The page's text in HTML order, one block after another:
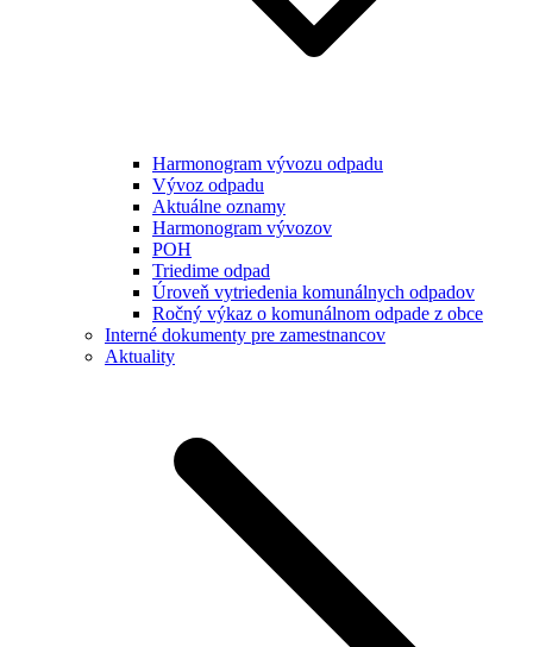
Harmonogram vývozu odpadu
Vývoz odpadu
Aktuálne oznamy
Harmonogram vývozov
POH
Triedime odpad
Úroveň vytriedenia komunálnych odpadov
Ročný výkaz o komunálnom odpade z obce
Interné dokumenty pre zamestnancov
Aktuality